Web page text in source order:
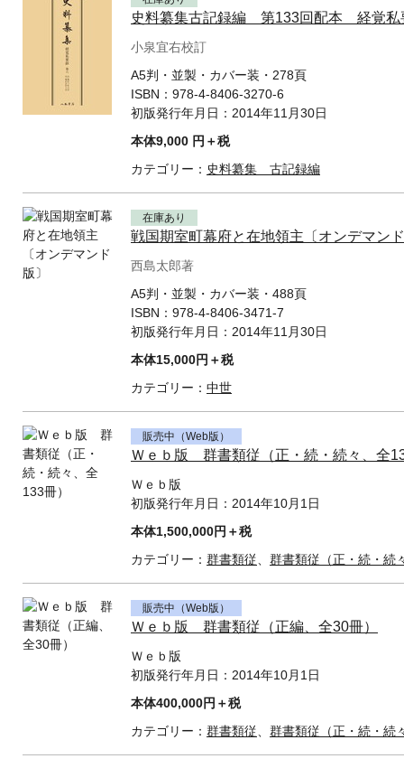
史料纂集古記録編 第133回配本 経覚私
小泉宜右校訂
A5判・並製・カバー装・278頁
ISBN： 978-4-8406-3270-6
初版発行年月日： 2014年11月30日
本体9,000 円＋税
カテゴリー： 史料纂集 古記録編
在庫あり
戦国期室町幕府と在地領主〔オンデマン
西島太郎著
A5判・並製・カバー装・488頁
ISBN： 978-4-8406-3471-7
初版発行年月日： 2014年11月30日
本体15,000円＋税
カテゴリー： 中世
販売中（Web版）
Ｗｅｂ版 群書類従（正・続・続々、全
Ｗｅｂ版
初版発行年月日： 2014年10月1日
本体1,500,000円＋税
カテゴリー： 群書類従、 群書類従（正・続・続
販売中（Web版）
Ｗｅｂ版 群書類従（正編、全30冊）
Ｗｅｂ版
初版発行年月日： 2014年10月1日
本体400,000円＋税
カテゴリー： 群書類従、 群書類従（正・続・続